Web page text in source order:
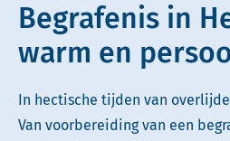
Begrafenis in
warm en
In hectische tijden van
Van voorbereiding van een